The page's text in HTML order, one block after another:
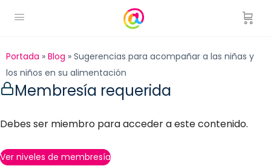
Portada » Blog » Sugerencias para acompañar a las niñas y
los niños en su alimentación
Membresía requerida
Debes ser miembro para acceder a este contenido.
Ver niveles de membresía